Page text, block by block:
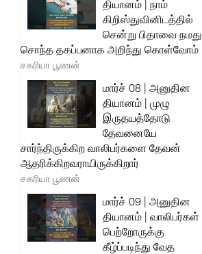
தியானம் | நாம்
கிறிஸ்துவினிடத்தில்
சென்று பிதாவை நமது
சொந்த தகப்பனாக அறிந்து கொள்வோம்
சகரியா பூணன்
மார்ச் 08 | அனுதின
தியானம் | முழு
இருதயத்தோடு
தேவனையே
சார்ந்திருக்கிற வாலிபர்களை தேவன்
ஆதரிக்கிறவராயிருக்கிறார்
சகரியா பூணன்
மார்ச் 09 | அனுதின
தியானம் | வாலிபர்கள்
பெற்றோருக்கு
கீழ்ப்படிந்து வேத